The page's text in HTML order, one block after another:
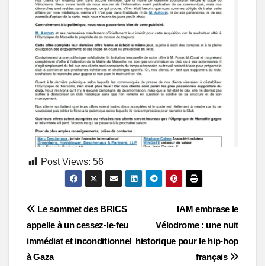
Post Views: 56
Post
navigation
IAM embrase le
Vélodrome : une nuit
historique pour le hip-hop
français
Le sommet des BRICS
appelle à un cessez-le-feu
immédiat et inconditionnel
à Gaza